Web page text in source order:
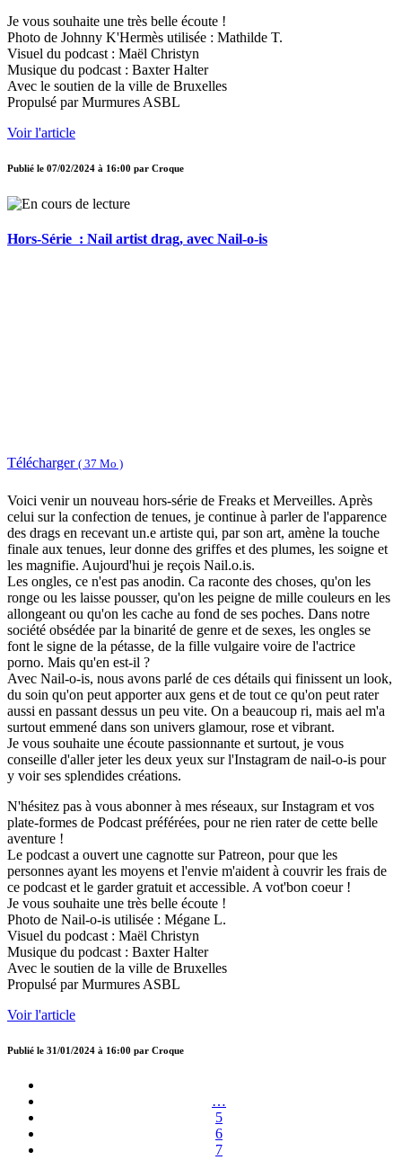
Je vous souhaite une très belle écoute !
Photo de Johnny K'Hermès utilisée : Mathilde T.
Visuel du podcast : Maël Christyn
Musique du podcast : Baxter Halter
Avec le soutien de la ville de Bruxelles
Propulsé par Murmures ASBL
Voir l'article
Publié le 07/02/2024 à 16:00 par Croque
Hors-Série : Nail artist drag, avec Nail-o-is
Télécharger ( 37 Mo )
Voici venir un nouveau hors-série de Freaks et Merveilles. Après
celui sur la confection de tenues, je continue à parler de l'apparence
des drags en recevant un.e artiste qui, par son art, amène la touche
finale aux tenues, leur donne des griffes et des plumes, les soigne et
les magnifie. Aujourd'hui je reçois Nail.o.is.
Les ongles, ce n'est pas anodin. Ca raconte des choses, qu'on les
ronge ou les laisse pousser, qu'on les peigne de mille couleurs en les
allongeant ou qu'on les cache au fond de ses poches. Dans notre
société obsédée par la binarité de genre et de sexes, les ongles se
font le signe de la pétasse, de la fille vulgaire voire de l'actrice
porno. Mais qu'en est-il ?
Avec Nail-o-is, nous avons parlé de ces détails qui finissent un look,
du soin qu'on peut apporter aux gens et de tout ce qu'on peut rater
aussi en passant dessus un peu vite. On a beaucoup ri, mais ael m'a
surtout emmené dans son univers glamour, rose et vibrant.
Je vous souhaite une écoute passionnante et surtout, je vous
conseille d'aller jeter les deux yeux sur l'Instagram de nail-o-is pour
y voir ses splendides créations.
N'hésitez pas à vous abonner à mes réseaux, sur Instagram et vos
plate-formes de Podcast préférées, pour ne rien rater de cette belle
aventure !
Le podcast a ouvert une cagnotte sur Patreon, pour que les
personnes ayant les moyens et l'envie m'aident à couvrir les frais de
ce podcast et le garder gratuit et accessible. A vot'bon coeur !
Je vous souhaite une très belle écoute !
Photo de Nail-o-is utilisée : Mégane L.
Visuel du podcast : Maël Christyn
Musique du podcast : Baxter Halter
Avec le soutien de la ville de Bruxelles
Propulsé par Murmures ASBL
Voir l'article
Publié le 31/01/2024 à 16:00 par Croque
…
5
6
7